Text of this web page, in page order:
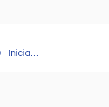
Iniciar sesión